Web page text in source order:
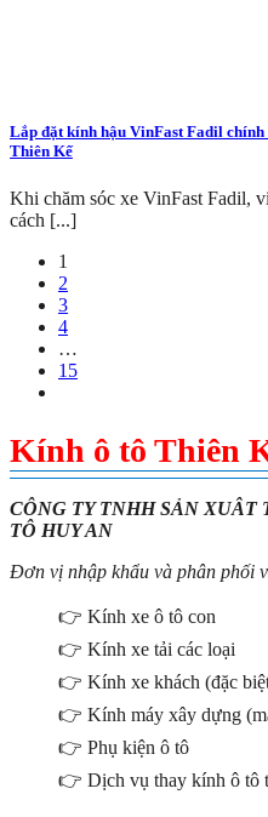
Lắp đặt kính hậu VinFast Fadil
Thiên Kế
Khi chăm sóc xe VinFast Fadil,
cách [...]
1
2
3
4
…
15
Kính ô tô Thiên
CÔNG TY TNHH SẢN
TÔ HUY AN
Đơn vị nhập khẩu và phân phối
👉 Kính xe ô tô con
👉 Kính xe tải các loại
👉 Kính xe khách (đặc
👉 Kính máy xây dựng
👉 Phụ kiện ô tô
👉 Dịch vụ thay kính ô tô